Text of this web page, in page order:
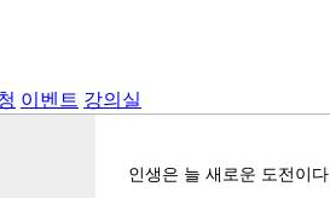
이벤트 강의실
인생은 늘 새로운 도전이다.